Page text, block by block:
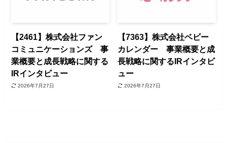
【2461】株式会社ファン
コミュニケーションズ 事
業概要と成長戦略に関する
IRインタビュー
2026年7月27日
【7363】株式会社ベビー
カレンダー 事業概要と成
長戦略に関するIRインタビ
ュー
2026年7月27日